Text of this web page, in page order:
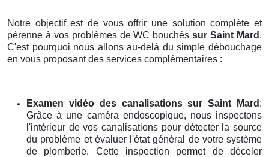
Notre objectif est de vous offrir une solution complète et
pérenne à vos problèmes de WC bouchéssur Saint Mard .
C'est pourquoi nous allons au-delà du simple débouchage
en vous proposant des services complémentaires :
Examen vidéo des canalisationssur Saint Mard :
Grâce à une caméra endoscopique, nous inspectons
l'intérieur de vos canalisations pour détecter la source
du problème et évaluer l'état général de votre système
de plomberie. Cette inspection permet de déceler